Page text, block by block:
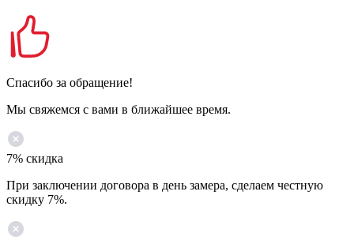
Спасибо за обращение!
Мы свяжемся с вами в ближайшее время.
7% скидка
При заключении договора в день замера, сделаем честную
скидку 7%.